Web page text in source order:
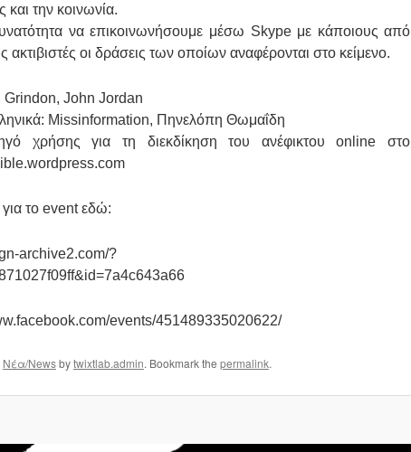
και την κοινωνία.
να επικοινωνήσουμε μέσω Skype με κάποιους από
ακτιβιστές οι δράσεις των οποίων αναφέρονται στο κείμενο.
Grindon, John Jordan
Missinformation, Πηνελόπη Θωμαΐδη
χρήσης για τη διεκδίκηση του ανέφικτου online στο
για το event εδώ:
archive2.com/?
events/451489335020622/
Νέα/Newsbytwixtlab.admin. Bookmark the permalink.